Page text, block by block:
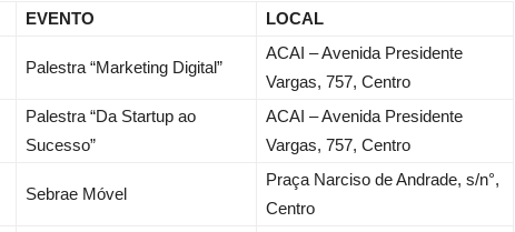
EVENTO LOCAL
Palestra “Marketing Digital”
ACAI – Avenida Presidente
Vargas, 757, Centro
Palestra “Da Startup ao
Sucesso”
ACAI – Avenida Presidente
Vargas, 757, Centro
Sebrae Móvel
Praça Narciso de Andrade, s/n°,
Centro